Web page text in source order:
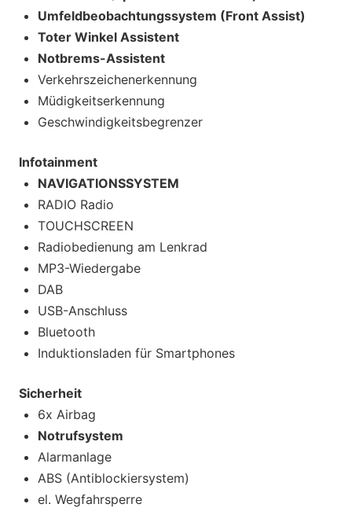
Umfeldbeobachtungssystem (Front Assist)
Toter Winkel Assistent
Notbrems-Assistent
Verkehrszeichenerkennung
Müdigkeitserkennung
Geschwindigkeitsbegrenzer
Infotainment
NAVIGATIONSSYSTEM
RADIO Radio
TOUCHSCREEN
Radiobedienung am Lenkrad
MP3-Wiedergabe
DAB
USB-Anschluss
Bluetooth
Induktionsladen für Smartphones
Sicherheit
6x Airbag
Notrufsystem
Alarmanlage
ABS (Antiblockiersystem)
el. Wegfahrsperre